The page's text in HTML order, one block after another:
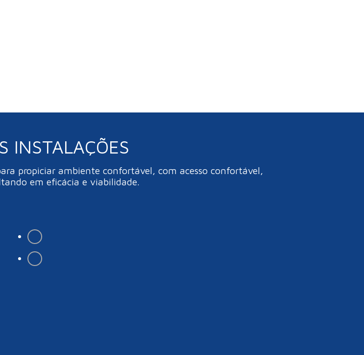
INSTALAÇÕES
propiciar ambiente confortável, com acesso confortável,
em eficácia e viabilidade.